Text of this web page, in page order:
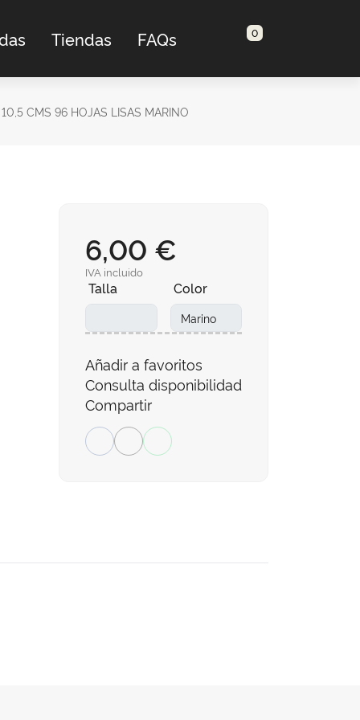
Tiendas FAQs 0
CMS 96 HOJAS LISAS MARINO
6,00 €
IVA incluido
Talla Color
Añadir a favoritos
Consulta disponibilidad
Compartir